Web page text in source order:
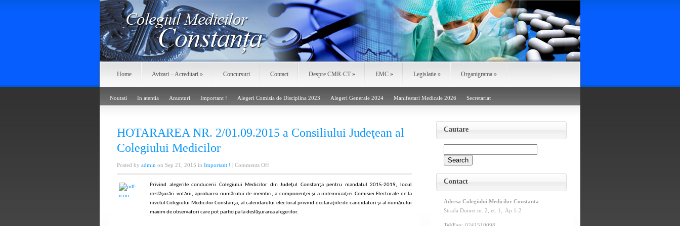
Home Avizari – Acreditari » Concursuri Contact Despre CMR-CT» EMC » Legislatie » Organigrama »
Noutati In atentia Anunturi Important ! Alegeri Comisia de Disciplina 2023 Alegeri Generale 2024 Manifestari Medicale 2026 Secretariat
HOTARAREA NR. 2/01.09.2015 a Consiliului Judeţean al
Colegiului Medicilor
Posted by admin on Sep 21, 2015 in Important ! | Comments Offon
NR.
2/01.09.2015
a
Consiliului
Privind alegerile conducerii Colegiului Medicilor din Judeţul Constanţa pentru mandatul 2015-2019, locul
desfăşurări votării, aprobarea numărului de membri, a componenţei şi a indemnizaţiei Comisiei Electorale de la
nivelul Colegiului Medicilor Constanţa, al calendarului electoral privind declaraţiile de candidaturi şi al numărului
maxim de observatori care pot participa la desfăşurarea alegerilor.
Cautare
Contact
Adresa Colegiului Medicilor Constanta
Strada Doinei nr. 2, et. 1, Ap.1-2